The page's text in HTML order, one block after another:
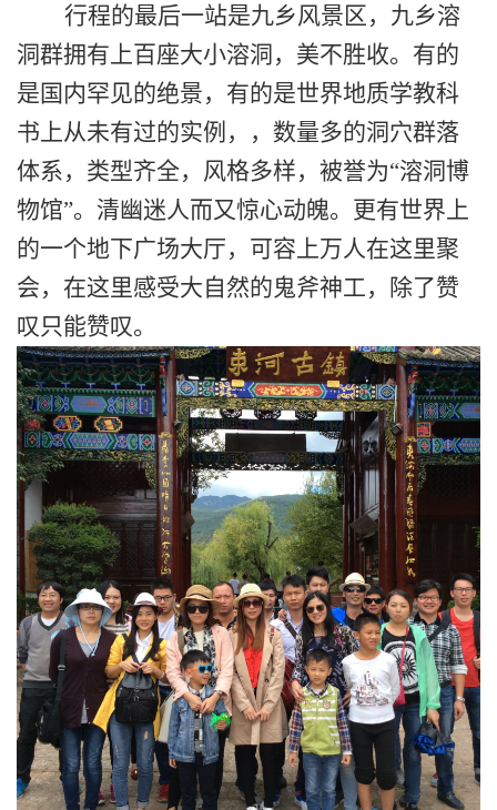
行程的最后一站是九乡风景区，九乡溶
洞群拥有上百座大小溶洞，美不胜收。有的
是国内罕见的绝景，有的是世界地质学教科
书上从未有过的实例，，数量多的洞穴群落
体系，类型齐全，风格多样，被誉为“溶洞博
物馆”。清幽迷人而又惊心动魄。更有世界上
的一个地下广场大厅，可容上万人在这里聚
会，在这里感受大自然的鬼斧神工，除了赞
叹只能赞叹。